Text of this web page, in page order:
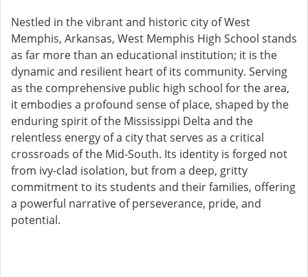
Nestled in the vibrant and historic city of West
Memphis, Arkansas, West Memphis High School stands
as far more than an educational institution; it is the
dynamic and resilient heart of its community. Serving
as the comprehensive public high school for the area,
it embodies a profound sense of place, shaped by the
enduring spirit of the Mississippi Delta and the
relentless energy of a city that serves as a critical
crossroads of the Mid-South. Its identity is forged not
from ivy-clad isolation, but from a deep, gritty
commitment to its students and their families, offering
a powerful narrative of perseverance, pride, and
potential.